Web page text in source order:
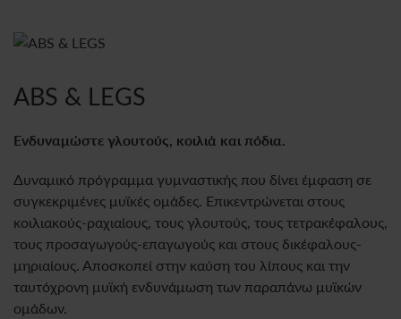
ABS & LEGS
Ενδυναμώστε γλουτούς, κοιλιά και πόδια.
Δυναμικό πρόγραμμα γυμναστικής που δίνει έμφαση σε
συγκεκριμένες μυϊκές ομάδες. Επικεντρώνεται στους
κοιλιακούς-ραχιαίους, τους γλουτούς, τους τετρακέφαλους,
τους προσαγωγούς-επαγωγούς και στους δικέφαλους-
μηριαίους. Αποσκοπεί στην καύση του λίπους και την
ταυτόχρονη μυϊκή ενδυνάμωση των παραπάνω μυϊκών
ομάδων.